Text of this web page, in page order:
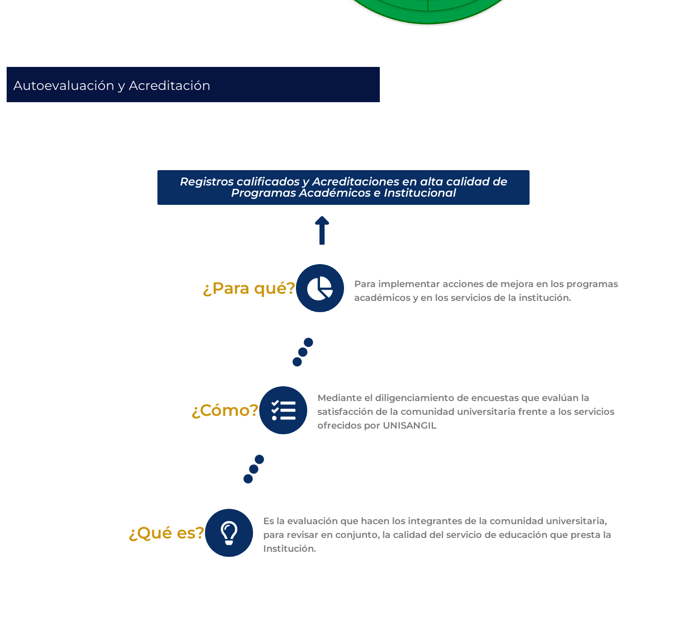
Autoevaluación y Acreditación
Registros calificados y Acreditaciones en alta calidad de
Programas Académicos e Institucional
¿Para qué?
Para implementar acciones de mejora en los programas
académicos y en los servicios de la institución.
¿Cómo?
Mediante el diligenciamiento de encuestas que evalúan la
satisfacción de la comunidad universitaria frente a los servicios
ofrecidos por UNISANGIL
¿Qué es?
Es la evaluación que hacen los integrantes de la comunidad universitaria,
para revisar en conjunto, la calidad del servicio de educación que presta la
Institución.